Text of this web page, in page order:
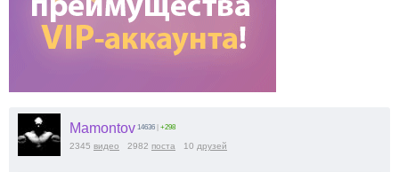
Mamontov 14636 +298
2345 видео 2982 поста 10 друзей